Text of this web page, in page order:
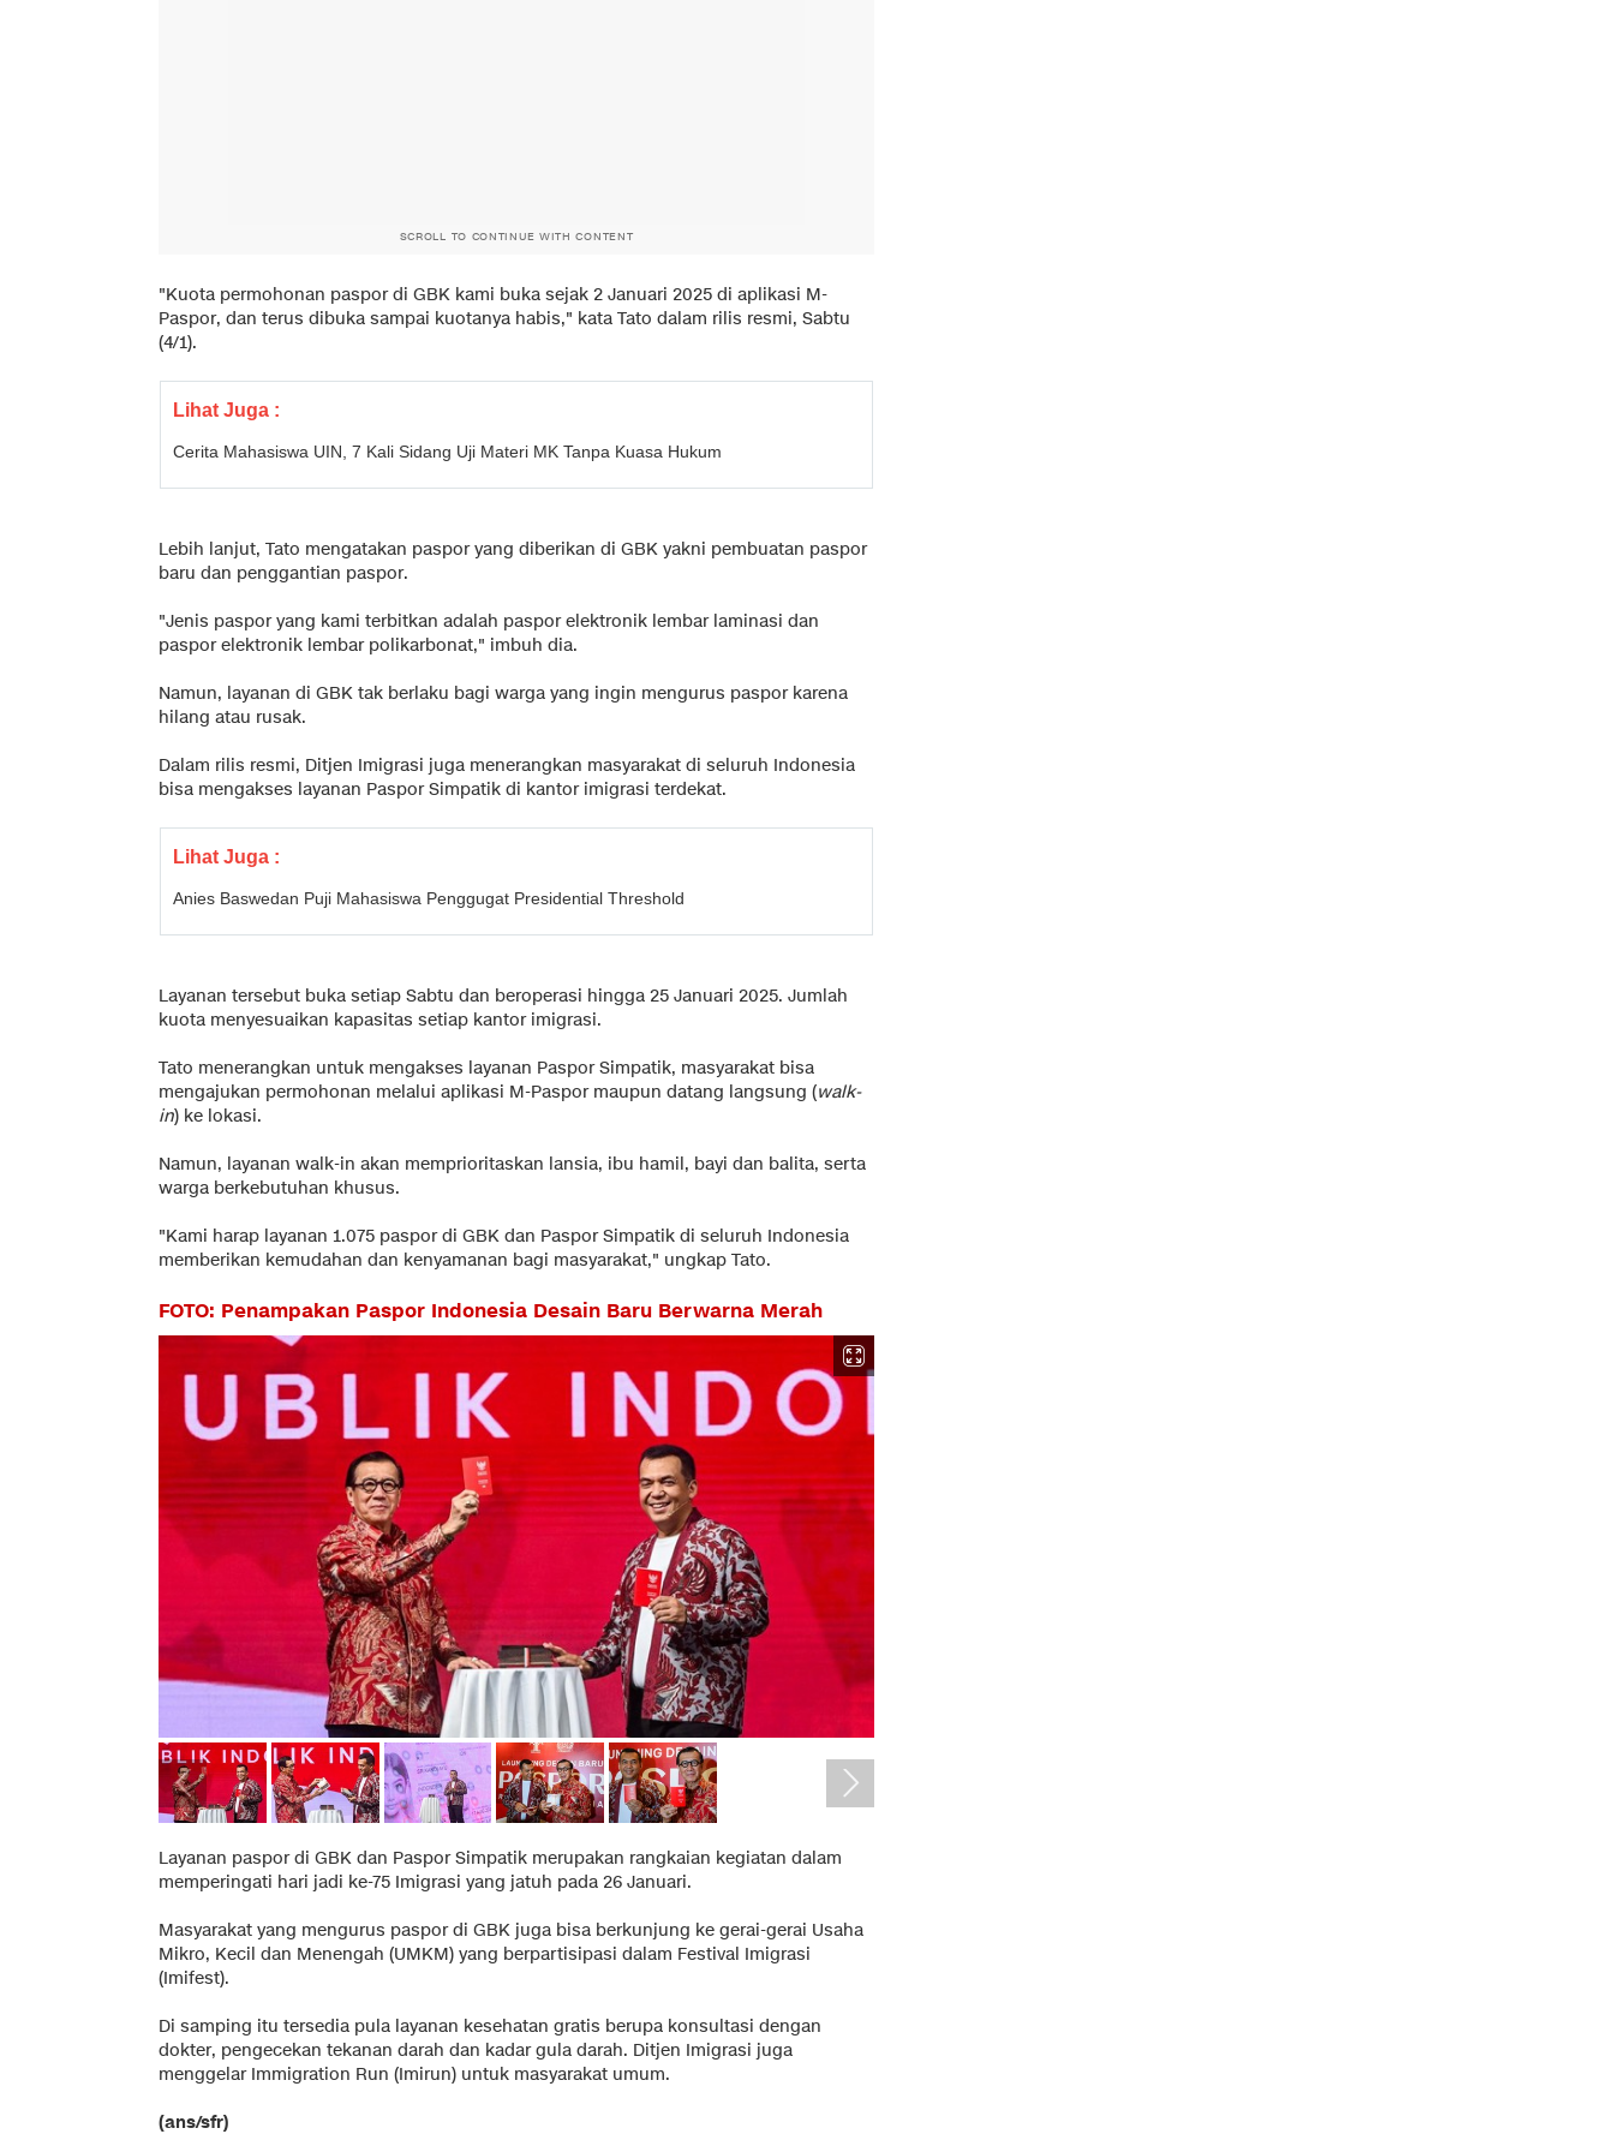
SCROLL TO CONTINUE WITH CONTENT
"Kuota permohonan paspor di GBK kami buka sejak 2 Januari 2025 di aplikasi M-
Paspor, dan terus dibuka sampai kuotanya habis," kata Tato dalam rilis resmi, Sabtu
(4/1).
Lihat Juga :
Cerita Mahasiswa UIN, 7 Kali Sidang Uji Materi MK Tanpa Kuasa Hukum
Lebih lanjut, Tato mengatakan paspor yang diberikan di GBK yakni pembuatan paspor
baru dan penggantian paspor.
"Jenis paspor yang kami terbitkan adalah paspor elektronik lembar laminasi dan
paspor elektronik lembar polikarbonat," imbuh dia.
Namun, layanan di GBK tak berlaku bagi warga yang ingin mengurus paspor karena
hilang atau rusak.
Dalam rilis resmi, Ditjen Imigrasi juga menerangkan masyarakat di seluruh Indonesia
bisa mengakses layanan Paspor Simpatik di kantor imigrasi terdekat.
Lihat Juga :
Anies Baswedan Puji Mahasiswa Penggugat Presidential Threshold
Layanan tersebut buka setiap Sabtu dan beroperasi hingga 25 Januari 2025. Jumlah
kuota menyesuaikan kapasitas setiap kantor imigrasi.
Tato menerangkan untuk mengakses layanan Paspor Simpatik, masyarakat bisa
mengajukan permohonan melalui aplikasi M-Paspor maupun datang langsung (walk-
in) ke lokasi.
Namun, layanan walk-in akan memprioritaskan lansia, ibu hamil, bayi dan balita, serta
warga berkebutuhan khusus.
"Kami harap layanan 1.075 paspor di GBK dan Paspor Simpatik di seluruh Indonesia
memberikan kemudahan dan kenyamanan bagi masyarakat," ungkap Tato.
FOTO: Penampakan Paspor Indonesia Desain Baru Berwarna Merah
Layanan paspor di GBK dan Paspor Simpatik merupakan rangkaian kegiatan dalam
memperingati hari jadi ke-75 Imigrasi yang jatuh pada 26 Januari.
Masyarakat yang mengurus paspor di GBK juga bisa berkunjung ke gerai-gerai Usaha
Mikro, Kecil dan Menengah (UMKM) yang berpartisipasi dalam Festival Imigrasi
(Imifest).
Di samping itu tersedia pula layanan kesehatan gratis berupa konsultasi dengan
dokter, pengecekan tekanan darah dan kadar gula darah. Ditjen Imigrasi juga
menggelar Immigration Run (Imirun) untuk masyarakat umum.
(ans/sfr)